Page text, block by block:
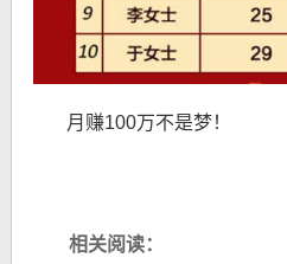
月赚100万不是梦！
相关阅读：